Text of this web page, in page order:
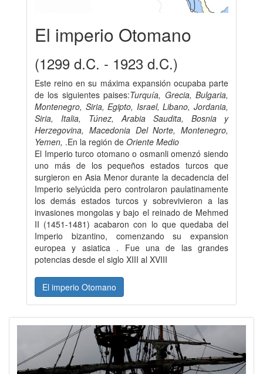
El imperio Otomano
(1299 d.C. - 1923 d.C.)
Este reino en su máxima expansión ocupaba parte
de los siguientes paises:Turquía, Grecia, Bulgaria,
Montenegro, Siria, Egipto, Israel, Libano, Jordania,
Siria, Italia, Túnez, Arabia Saudita, Bosnia y
Herzegovina, Macedonia Del Norte, Montenegro,
Yemen, .En la región de Oriente Medio
El Imperio turco otomano o osmanli omenzó siendo
uno más de los pequeños estados turcos que
surgieron en Asia Menor durante la decadencia del
Imperio selyúcida pero controlaron paulatinamente
los demás estados turcos y sobrevivieron a las
invasiones mongolas y bajo el reinado de Mehmed
II (1451-1481) acabaron con lo que quedaba del
Imperio bizantino, comenzando su expansion
europea y asiatica . Fue una de las grandes
potencias desde el siglo XIII al XVIII
El imperio Otomano